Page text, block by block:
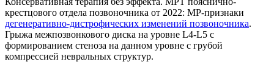
крестцового отдела позвоночника от 2022: МР-признаки
дегенеративно-дистрофических изменений позвоночника.
Грыжа межпозвонкового диска на уровне L4-L5 с
формированием стеноза на данном уровне с грубой
компрессией невральных структур.